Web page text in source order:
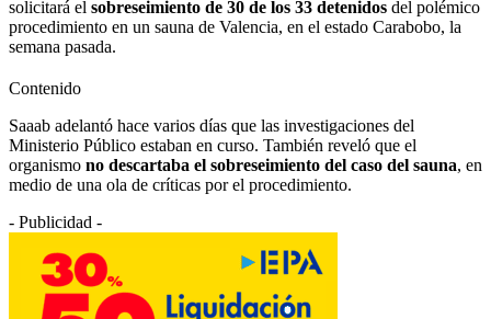
solicitará el sobreseimiento de 30 de los 33 detenidos del polémico
procedimiento en un sauna de Valencia, en el estado Carabobo, la
semana pasada.
Contenido
Saaab adelantó hace varios días que las investigaciones del
Ministerio Público estaban en curso. También reveló que el
organismo no descartaba el sobreseimiento del caso del sauna, en
medio de una ola de críticas por el procedimiento.
- Publicidad -